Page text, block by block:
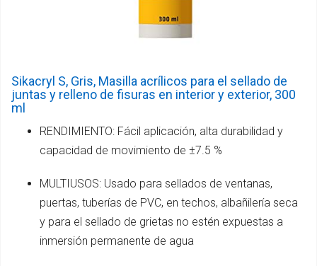
Sikacryl S, Gris, Masilla acrílicos para el sellado de
juntas y relleno de fisuras en interior y exterior, 300
ml
RENDIMIENTO: Fácil aplicación, alta durabilidad y
capacidad de movimiento de ±7.5 %
MULTIUSOS: Usado para sellados de ventanas,
puertas, tuberías de PVC, en techos, albañilería seca
y para el sellado de grietas no estén expuestas a
inmersión permanente de agua